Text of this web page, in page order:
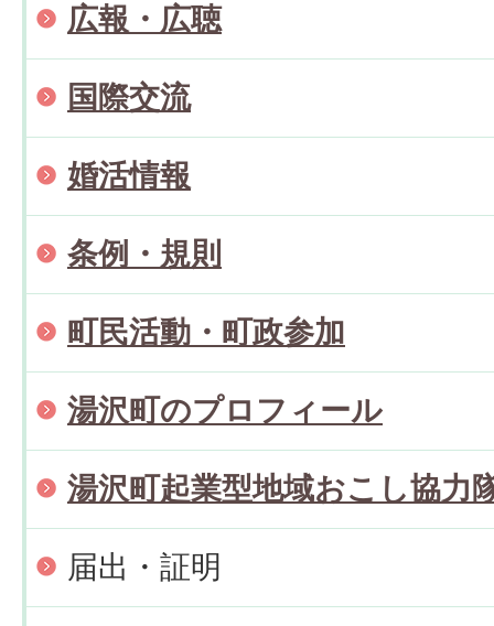
広報・広聴
国際交流
婚活情報
条例・規則
町民活動・町政参加
湯沢町のプロフィール
湯沢町起業型地域おこし協力
届出・証明